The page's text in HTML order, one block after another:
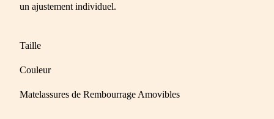
un ajustement individuel.
Taille
Couleur
Matelassures de Rembourrage Amovibles